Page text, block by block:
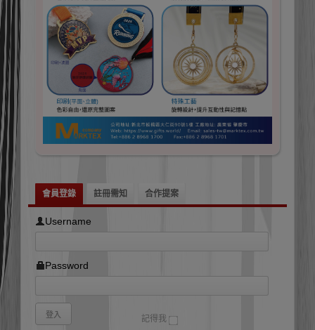
會員登錄 註冊需知 合作提案
Username
Password
記得我